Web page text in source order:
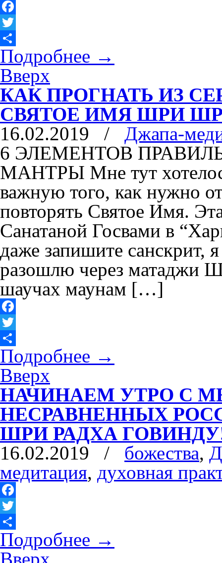
Facebook
Twitter
Отправить
Подробнее →
Вверх
КАК ПРОГНАТЬ ИЗ
СВЯТОЕ ИМЯ ШРИ
16.02.2019
/
Джапа-
6 ЭЛЕМЕНТОВ
МАНТРЫ Мне тут
важную того, как нужно
повторять Святое Имя.
Санатаной Госвами в
даже запишите санскрит,
разошлю через матаджи
шаучах маунам […]
Facebook
Twitter
Отправить
Подробнее →
Вверх
НАЧИНАЕМ УТРО С
НЕСРАВНЕННЫХ
ШРИ РАДХА
16.02.2019
/ божества,
медитация, духовная
Facebook
Twitter
Отправить
Подробнее →